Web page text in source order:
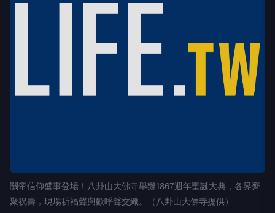
關帝信仰盛事登場！八卦山大佛寺舉辦1867週年聖誕大典，各界齊
聚祝壽，現場祈福聲與歡呼聲交織。（八卦山大佛寺提供）